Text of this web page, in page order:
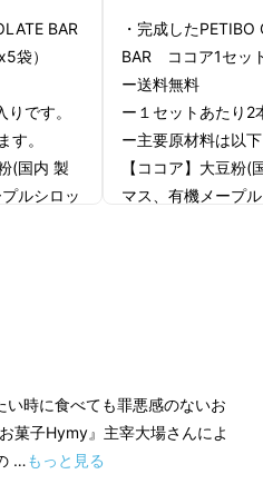
サービスでの定期購入
もたらす豊かな時間を
ていきたいです。
BAR
袋）
です。
す。
(国内 製
ルシロッ
ー、食塩/
定原材料
ーモンド
間となり
がりくだ
・完成した
BAR ココア1セッ
ー送料無料
ー１セットあたり2
ー主要原材料は以
【ココア】大豆粉(
マス、有機メープ
ー賞味期限は製造
ます。
い時に食べても罪悪感のないお
菓子Hymy』主宰大場さんによ
…もっと見る